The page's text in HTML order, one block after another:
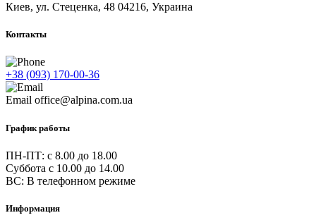
Киев, ул. Стеценка, 48 04216, Украина
Контакты
+38 (093) 170-00-36
Email office@alpina.com.ua
График работы
ПН-ПТ: c 8.00 до 18.00
Суббота с 10.00 до 14.00
ВС: В телефонном режиме
Информация